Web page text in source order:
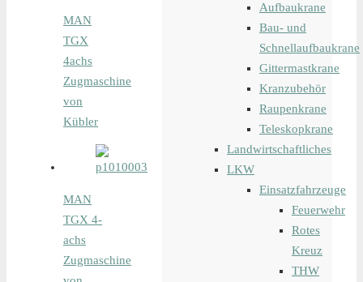
MAN
TGX
4achs
Zugmaschine
von
Kübler
MAN
TGX 4-
achs
Zugmaschine
Aufbaukrane
Bau- und
Schnellaufbaukrane
Gittermastkrane
Kranzubehör
Raupenkrane
Teleskopkrane
Landwirtschaftliches
LKW
Einsatzfahrzeuge
Feuerwehr
Rotes
Kreuz
THW